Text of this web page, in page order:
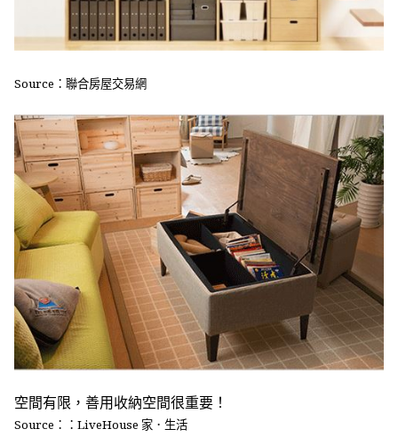
Source：聯合房屋交易網
空間有限，善用收納空間很重要！
Source：：LiveHouse 家．生活